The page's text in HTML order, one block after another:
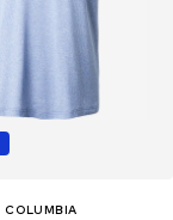
COLUMBIA